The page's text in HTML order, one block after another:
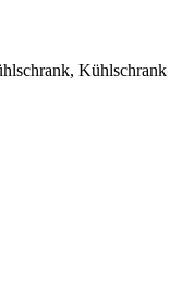
Kühlschrank